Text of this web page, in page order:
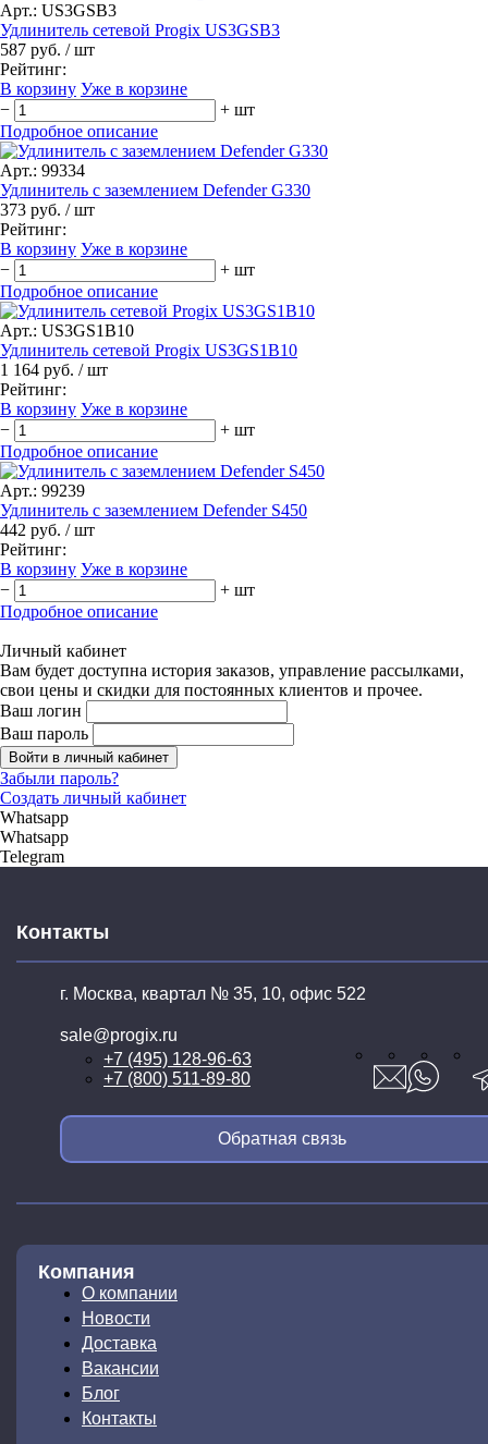
Арт.: US3GSB3
Удлинитель сетевой Progix US3GSB3
587 руб. / шт
Рейтинг:
В корзину Уже в корзине
−
+ шт
Подробное описание
Арт.: 99334
Удлинитель с заземлением Defender G330
373 руб. / шт
Рейтинг:
В корзину Уже в корзине
−
+ шт
Подробное описание
Арт.: US3GS1B10
Удлинитель сетевой Progix US3GS1B10
1 164 руб. / шт
Рейтинг:
В корзину Уже в корзине
−
+ шт
Подробное описание
Арт.: 99239
Удлинитель с заземлением Defender S450
442 руб. / шт
Рейтинг:
В корзину Уже в корзине
−
+ шт
Подробное описание
Контакты
г. Москва, квартал № 35, 10, офис 522
sale@progix.ru
+7 (495) 128-96-63
+7 (800) 511-89-80
Обратная связь
Компания
О компании
Новости
Доставка
Вакансии
Блог
Контакты
Личный кабинет
Вам будет доступна история заказов, управление рассылками,
свои цены и скидки для постоянных клиентов и прочее.
Ваш логин
Ваш пароль
Войти в личный кабинет
Забыли пароль?
Создать личный кабинет
Whatsapp
Whatsapp
Telegram